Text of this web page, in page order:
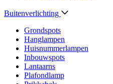
Buitenverlichting
Grondspots
Hanglampen
Huisnummerlampen
Inbouwspots
Lantaarns
Plafondlamp